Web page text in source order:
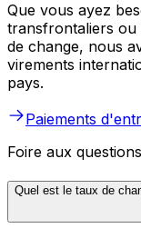
Que vous ayez
transfrontaliers ou
de change, nous
virements
pays.
Paiements
Foire aux
Quel est le taux de